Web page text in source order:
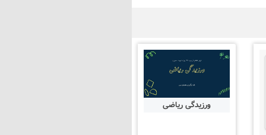
ورزیدگی ریاضی